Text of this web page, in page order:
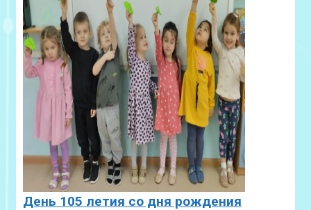
День 105 летия со дня рождения